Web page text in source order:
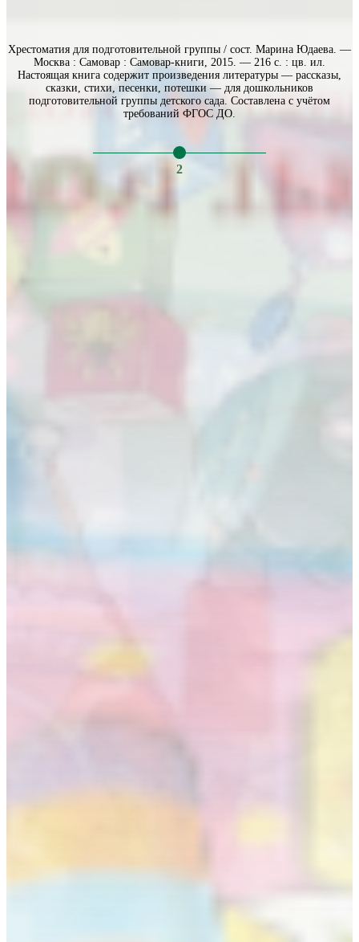
Хрестоматия для подготовительной группы / сост. Марина Юдаева. —
Москва : Самовар : Самовар-книги, 2015. — 216 с. : цв. ил.
Настоящая книга содержит произведения литературы — рассказы,
сказки, стихи, песенки, потешки — для дошкольников
подготовительной группы детского сада. Составлена с учётом
требований ФГОС ДО.
2